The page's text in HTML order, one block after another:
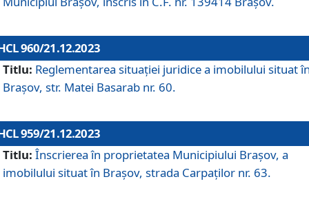
960/21.12.2023
Titlu: Reglementarea situației juridice a imobilului situat
Brașov, str. Matei Basarab nr. 60.
959/21.12.2023
Titlu: Înscrierea în proprietatea Municipiului Brașov, a
imobilului situat în Brașov, strada Carpaților nr. 63.